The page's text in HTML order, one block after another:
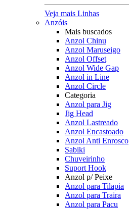
Veja mais Linhas
Anzóis
Mais buscados
Anzol Chinu
Anzol Maruseigo
Anzol Offset
Anzol Wide Gap
Anzol in Line
Anzol Circle
Categoria
Anzol para Jig
Jig Head
Anzol Lastreado
Anzol Encastoado
Anzol Anti Enrosco
Sabiki
Chuveirinho
Suport Hook
Anzol p/ Peixe
Anzol para Tilapia
Anzol para Traira
Anzol para Pacu